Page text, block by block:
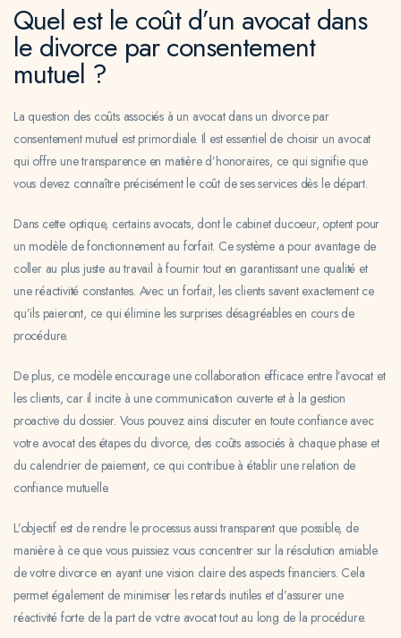
Quel est le coût d’un avocat dans
le divorce par consentement
mutuel ?
La question des coûts associés à un avocat dans un divorce par
consentement mutuel est primordiale. Il est essentiel de choisir un avocat
qui offre une transparence en matière d’honoraires, ce qui signifie que
vous devez connaître précisément le coût de ses services dès le départ.
Dans cette optique, certains avocats, dont le cabinet ducoeur, optent pour
un modèle de fonctionnement au forfait. Ce système a pour avantage de
coller au plus juste au travail à fournir tout en garantissant une qualité et
une réactivité constantes. Avec un forfait, les clients savent exactement ce
qu’ils paieront, ce qui élimine les surprises désagréables en cours de
procédure.
De plus, ce modèle encourage une collaboration efficace entre l’avocat et
les clients, car il incite à une communication ouverte et à la gestion
proactive du dossier. Vous pouvez ainsi discuter en toute confiance avec
votre avocat des étapes du divorce, des coûts associés à chaque phase et
du calendrier de paiement, ce qui contribue à établir une relation de
confiance mutuelle.
L’objectif est de rendre le processus aussi transparent que possible, de
manière à ce que vous puissiez vous concentrer sur la résolution amiable
de votre divorce en ayant une vision claire des aspects financiers. Cela
permet également de minimiser les retards inutiles et d’assurer une
réactivité forte de la part de votre avocat tout au long de la procédure.